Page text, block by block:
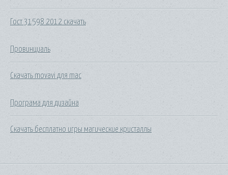
Гост 31598 2012 скачать
Провинциаль
Скачать movavi для mac
Програма для дизайна
Скачать бесплатно игры магические кристаллы